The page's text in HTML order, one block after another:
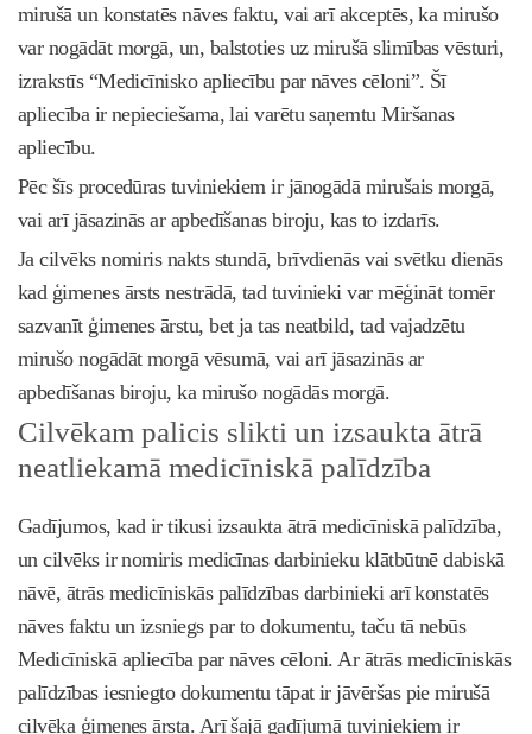
mirušā un konstatēs nāves faktu, vai arī akceptēs, ka mirušo
var nogādāt morgā, un, balstoties uz mirušā slimības vēsturi,
izrakstīs “Medicīnisko apliecību par nāves cēloni”. Šī
apliecība ir nepieciešama, lai varētu saņemtu Miršanas
apliecību.
Pēc šīs procedūras tuviniekiem ir jānogādā mirušais morgā,
vai arī jāsazinās ar apbedīšanas biroju, kas to izdarīs.
Ja cilvēks nomiris nakts stundā, brīvdienās vai svētku dienās
kad ģimenes ārsts nestrādā, tad tuvinieki var mēģināt tomēr
sazvanīt ģimenes ārstu, bet ja tas neatbild, tad vajadzētu
mirušo nogādāt morgā vēsumā, vai arī jāsazinās ar
apbedīšanas biroju, ka mirušo nogādās morgā.
Cilvēkam palicis slikti un izsaukta ātrā
neatliekamā medicīniskā palīdzība
Gadījumos, kad ir tikusi izsaukta ātrā medicīniskā palīdzība,
un cilvēks ir nomiris medicīnas darbinieku klātbūtnē dabiskā
nāvē, ātrās medicīniskās palīdzības darbinieki arī konstatēs
nāves faktu un izsniegs par to dokumentu, taču tā nebūs
Medicīniskā apliecība par nāves cēloni. Ar ātrās medicīniskās
palīdzības iesniegto dokumentu tāpat ir jāvēršas pie mirušā
cilvēka ģimenes ārsta. Arī šajā gadījumā tuviniekiem ir